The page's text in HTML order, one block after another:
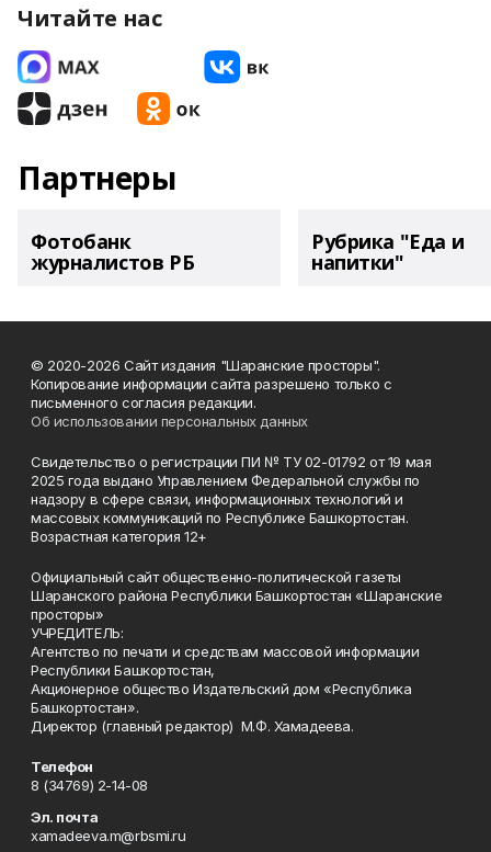
Читайте нас
Партнеры
Фотобанк
журналистов РБ
Рубрика "Еда и
напитки"
© 2020-2026 Сайт издания "Шаранские просторы".
Копирование информации сайта разрешено только с
письменного согласия редакции.
Об использовании персональных данных
Свидетельство о регистрации ПИ № ТУ 02-01792 от 19 мая
2025 года выдано Управлением Федеральной службы по
надзору в сфере связи, информационных технологий и
массовых коммуникаций по Республике Башкортостан.
Возрастная категория 12+
Официальный сайт общественно-политической газеты
Шаранского района Республики Башкортостан «Шаранские
просторы»
УЧРЕДИТЕЛЬ:
Агентство по печати и средствам массовой информации
Республики Башкортостан,
Акционерное общество Издательский дом «Республика
Башкортостан».
Директор (главный редактор) М.Ф. Хамадеева.
Телефон
8 (34769) 2-14-08
Эл. почта
xamadeeva.m@rbsmi.ru